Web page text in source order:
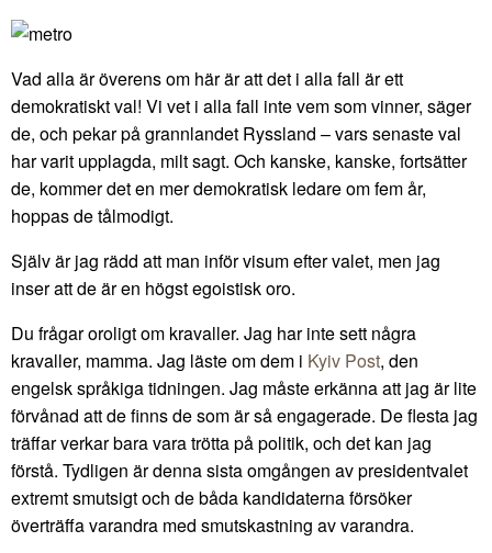
Vad alla är överens om här är att det i alla fall är ett
demokratiskt val! Vi vet i alla fall inte vem som vinner, säger
de, och pekar på grannlandet Ryssland – vars senaste val
har varit upplagda, milt sagt. Och kanske, kanske, fortsätter
de, kommer det en mer demokratisk ledare om fem år,
hoppas de tålmodigt.
Själv är jag rädd att man inför visum efter valet, men jag
inser att de är en högst egoistisk oro.
Du frågar oroligt om kravaller. Jag har inte sett några
kravaller, mamma. Jag läste om dem i Kyiv Post, den
engelsk språkiga tidningen. Jag måste erkänna att jag är lite
förvånad att de finns de som är så engagerade. De flesta jag
träffar verkar bara vara trötta på politik, och det kan jag
förstå. Tydligen är denna sista omgången av presidentvalet
extremt smutsigt och de båda kandidaterna försöker
överträffa varandra med smutskastning av varandra.